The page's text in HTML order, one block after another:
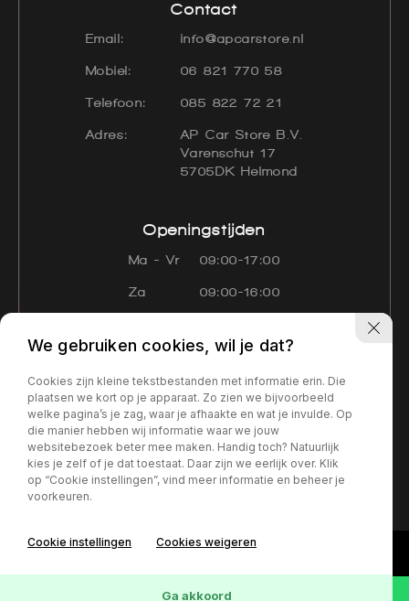
Contact
Email: info@apcarstore.nl
Mobiel: 06 821 770 58
Telefoon: 085 822 72 21
Adres:
AP Car Store B.V.
Varenschut 17
5705DK Helmond
Openingstijden
Ma - Vr 09:00-17:00
Za 09:00-16:00
Navigatie
Aanbod Diensten Over ons
Contact Verkocht
Privacy policy
We gebruiken cookies, wil je dat?
Cookies zijn kleine tekstbestanden met informatie erin. Die
plaatsen we kort op je apparaat. Zo zien we bijvoorbeeld
welke pagina’s je zag, waar je afhaakte en wat je invulde. Op
die manier hebben wij informatie waar we jouw
websitebezoek beter mee maken. Handig toch? Natuurlijk
kies je zelf of je dat toestaat. Daar zijn we eerlijk over. Klik
op “Cookie instellingen”, vind meer informatie en beheer je
voorkeuren.
Cookie instellingen Cookies weigeren
Ga akkoord